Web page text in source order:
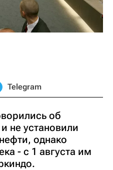
Telegram
об
не установили
однако
- с 1 августа им